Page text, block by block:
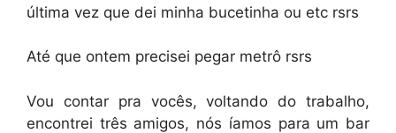
última vez que dei minha bucetinha ou etc rsrs
Até que ontem precisei pegar metrô rsrs
Vou contar pra vocês, voltando do trabalho,
encontrei três amigos, nós íamos para um bar